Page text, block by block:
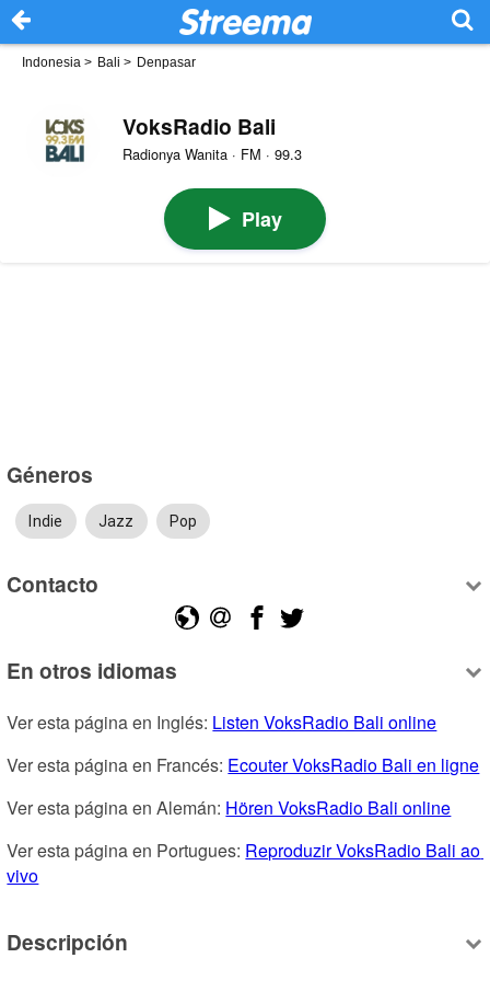
Indonesia > Bali > Denpasar
VoksRadio Bali
Radionya Wanita · FM · 99.3
Play
Géneros
Indie Jazz Pop
Contacto
En otros idiomas
Ver esta página en Inglés: Listen VoksRadio Bali online
Ver esta página en Francés: Ecouter VoksRadio Bali en ligne
Ver esta página en Alemán: Hören VoksRadio Bali online
Ver esta página en Portugues: Reproduzir VoksRadio Bali ao
vivo
Descripción